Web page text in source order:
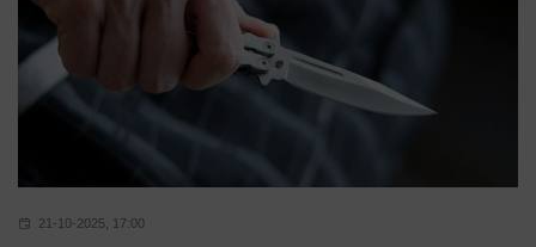
21-10-2025, 17:00